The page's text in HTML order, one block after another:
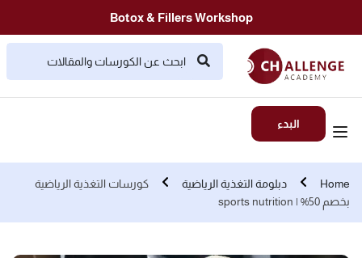
Botox & Fillers Workshop
البدء
Home دبلومة التغذية الرياضية
كورسات التغذية الرياضية
بخصم 50% | sports nutrition